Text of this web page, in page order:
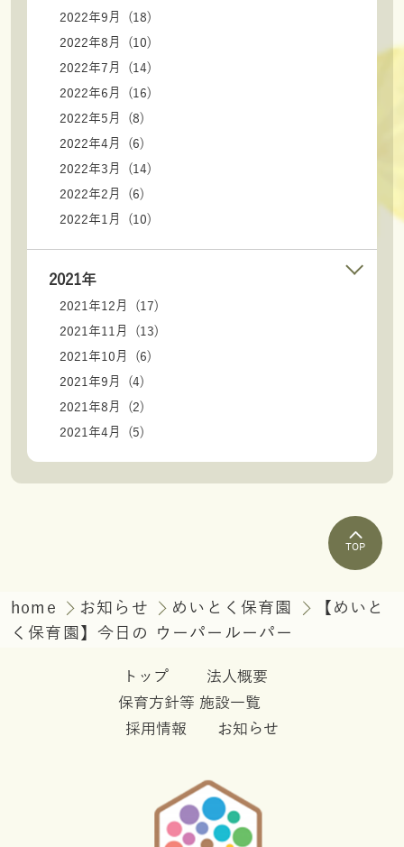
2022年9月 (18)
2022年8月 (10)
2022年7月 (14)
2022年6月 (16)
2022年5月 (8)
2022年4月 (6)
2022年3月 (14)
2022年2月 (6)
2022年1月 (10)
2021年
2021年12月 (17)
2021年11月 (13)
2021年10月 (6)
2021年9月 (4)
2021年8月 (2)
2021年4月 (5)
TOP
home お知らせ めいとく保育園
【めいと
く保育園】今日の ウーパールーパー
トップ
法人概要
保育方針等 施設一覧
採用情報
お知らせ